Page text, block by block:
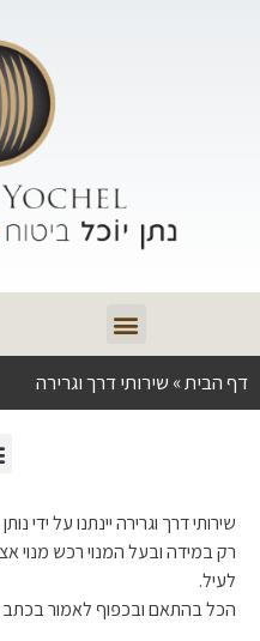
דף הבית» שירותי דרך וגרירה
שירותי דרך וגרירה יינתנו על
רק במידה ובעל המנוי רכש מנוי
לעיל.
הכל בהתאם ובכפוף לאמור בכתב